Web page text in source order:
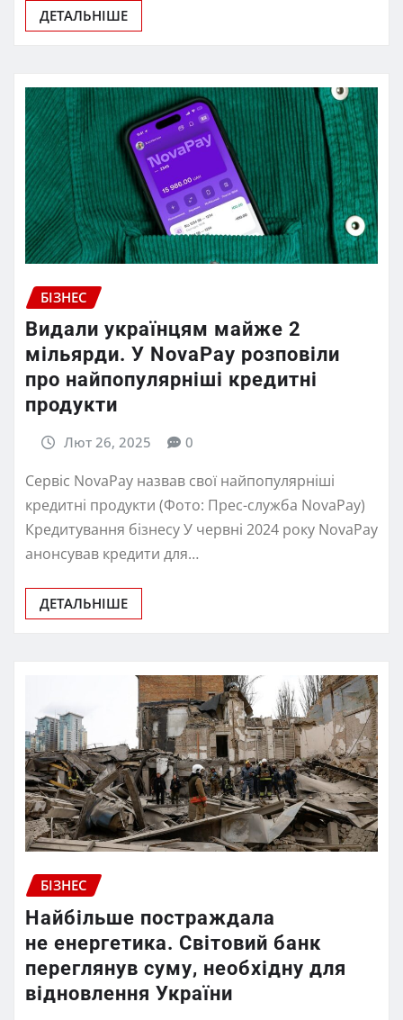
ДЕТАЛЬНІШЕ
БІЗНЕС
Видали українцям майже 2
мільярди. У NovaPay розповіли
про найпопулярніші кредитні
продукти
Лют 26, 2025 0
Сервіс NovaPay назвав свої найпопулярніші
кредитні продукти (Фото: Прес-служба NovaPay)
Кредитування бізнесу У червні 2024 року NovaPay
анонсував кредити для…
ДЕТАЛЬНІШЕ
БІЗНЕС
Найбільше постраждала
не енергетика. Світовий банк
переглянув суму, необхідну для
відновлення України